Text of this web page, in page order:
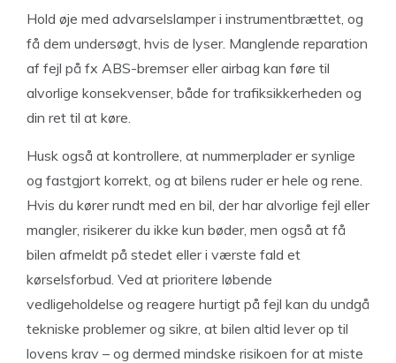
Hold øje med advarselslamper i instrumentbrættet, og
få dem undersøgt, hvis de lyser. Manglende reparation
af fejl på fx ABS-bremser eller airbag kan føre til
alvorlige konsekvenser, både for trafiksikkerheden og
din ret til at køre.
Husk også at kontrollere, at nummerplader er synlige
og fastgjort korrekt, og at bilens ruder er hele og rene.
Hvis du kører rundt med en bil, der har alvorlige fejl eller
mangler, risikerer du ikke kun bøder, men også at få
bilen afmeldt på stedet eller i værste fald et
kørselsforbud. Ved at prioritere løbende
vedligeholdelse og reagere hurtigt på fejl kan du undgå
tekniske problemer og sikre, at bilen altid lever op til
lovens krav – og dermed mindske risikoen for at miste